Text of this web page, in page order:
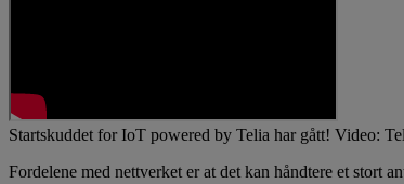
Startskuddet for IoT powered by Telia har gått! Video:
Fordelene med nettverket er at det kan håndtere et stort